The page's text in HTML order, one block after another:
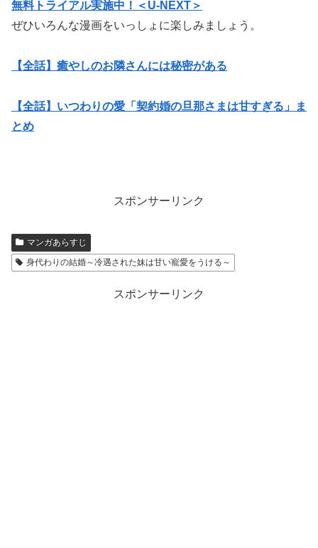
無料トライアル実施中！＜U-NEXT＞
ぜひいろんな漫画をいっしょに楽しみましょう。
【全話】癒やしのお隣さんには秘密がある
【全話】いつわりの愛「契約婚の旦那さまは甘すぎる」ま
とめ
スポンサーリンク
マンガあらすじ
身代わりの結婚～冷遇された妹は甘い寵愛をうける～
スポンサーリンク